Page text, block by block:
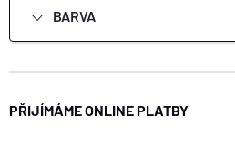
BARVA
PŘIJÍMÁME ONLINE PLATBY